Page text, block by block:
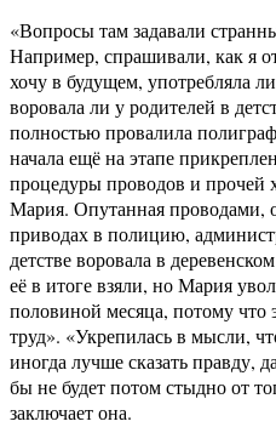
«Вопросы там задавали
Например, спрашивали, как я
хочу в будущем, употребляла
воровала ли у родителей в
полностью провалила
начала ещё на этапе
процедуры проводов и прочей
Мария. Опутанная проводами,
приводах в полицию,
детстве воровала в
её в итоге взяли, но Мария
половиной месяца, потому
труд». «Укрепилась в мысли,
иногда лучше сказать правду,
бы не будет потом стыдно от
заключает она.